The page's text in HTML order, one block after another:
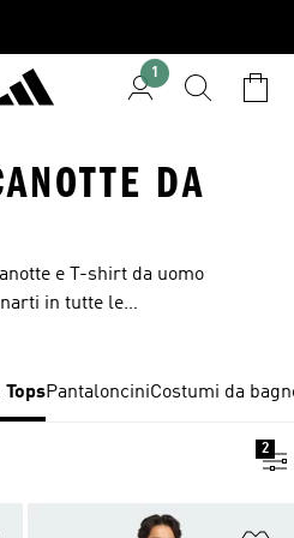
1
DA
e T-shirt da uomo
in tutte le
con gli amici agli
modelli classici
articoli dal
PantalonciniCostumi da
2